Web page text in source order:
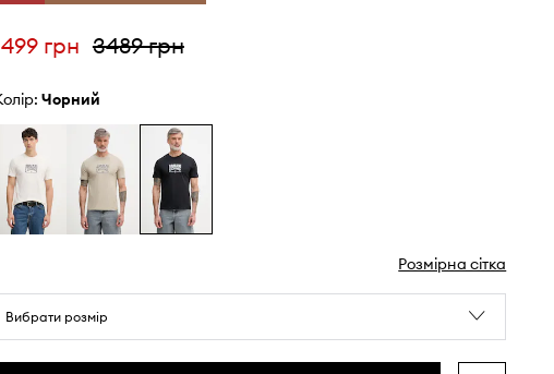
грн 3489 грн
чорний
Розмірна сітка
Вибрати розмір